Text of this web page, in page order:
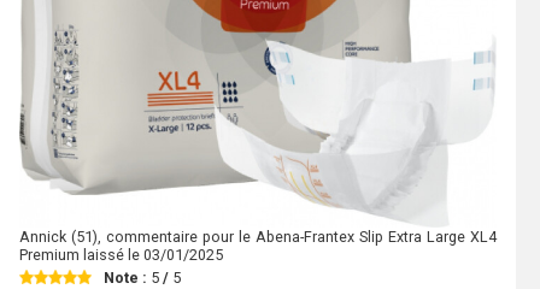
Annick (51), commentaire pour le Abena-Frantex Slip Extra Large XL4
Premium laissé le 03/01/2025
Note : 5 / 5